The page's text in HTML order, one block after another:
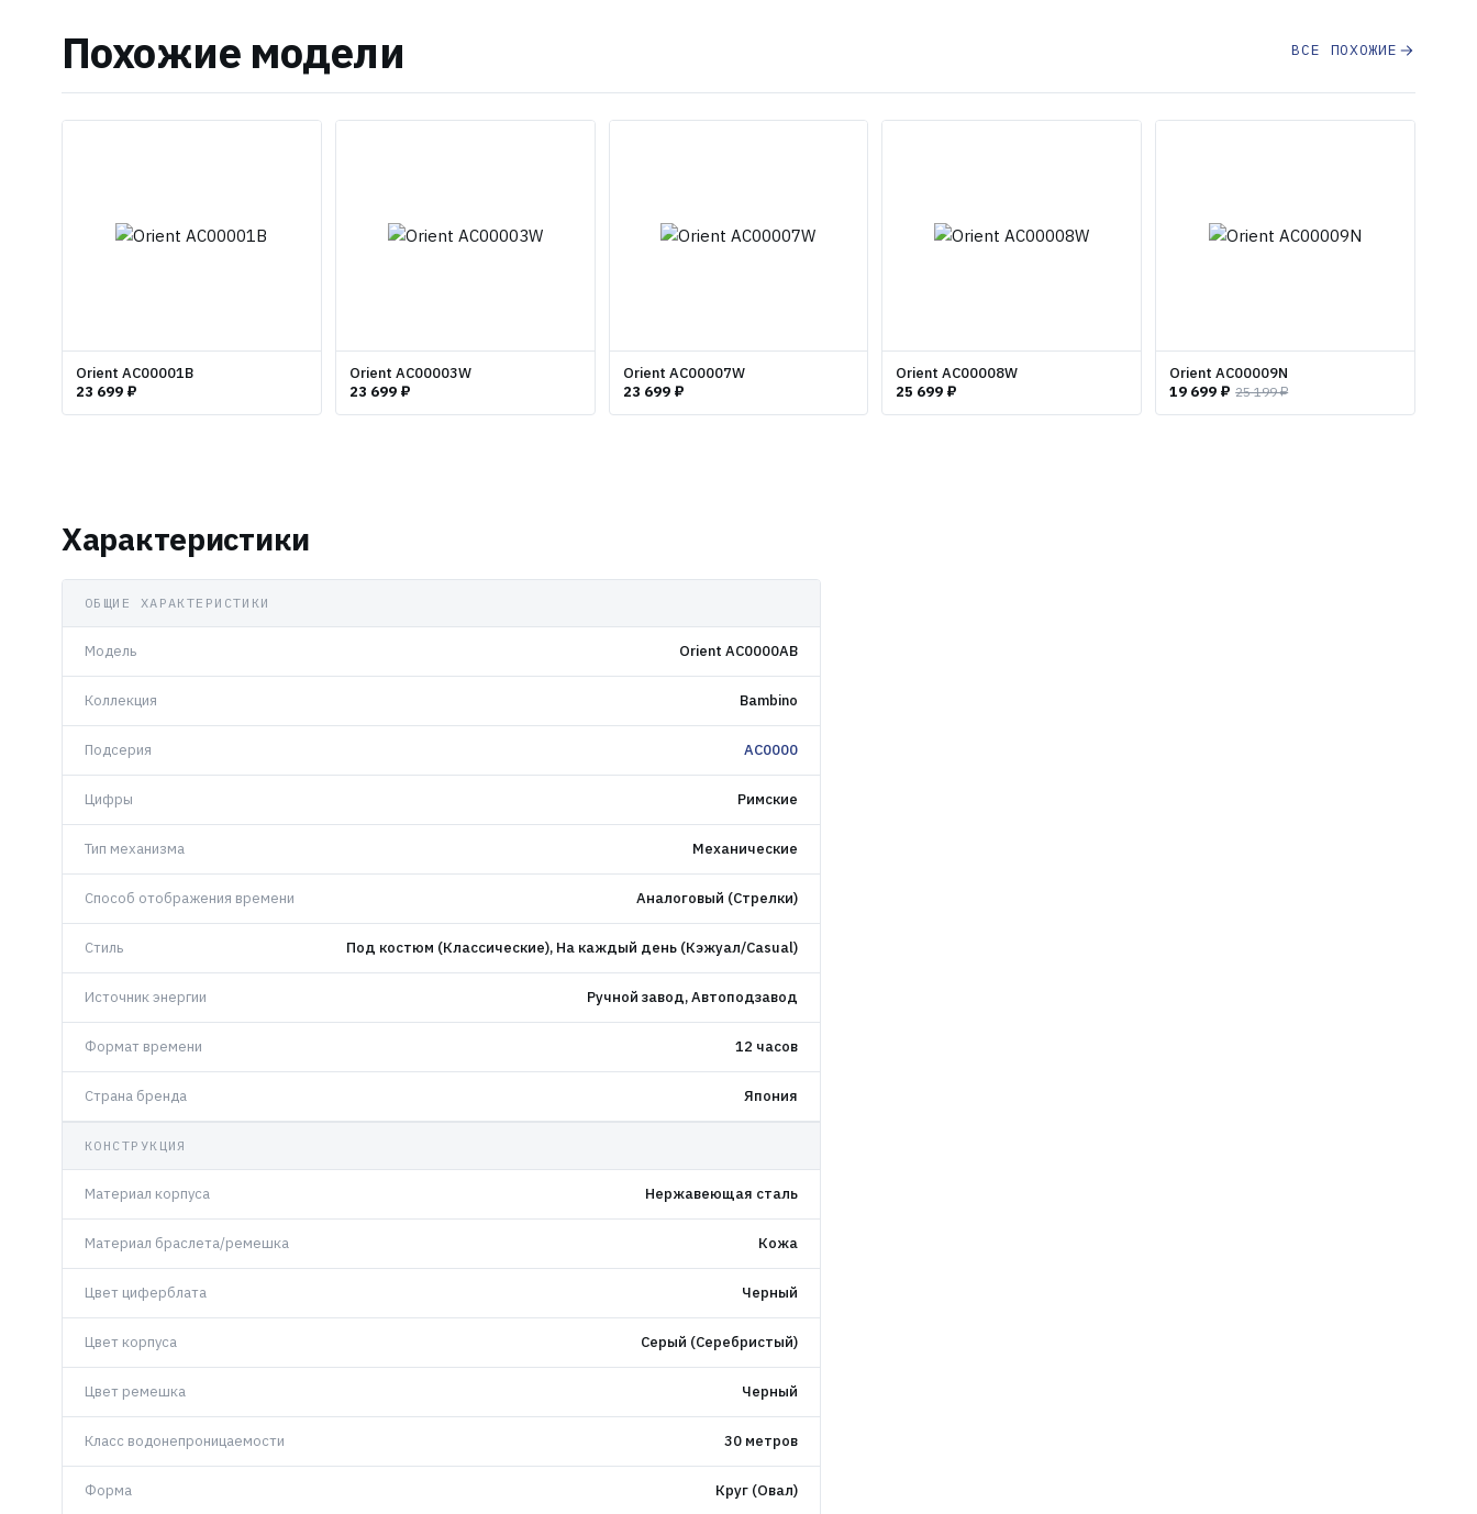
Похожие модели ВСЕ ПОХОЖИЕ
Orient AC00001B
23 699 ₽
Orient AC00003W
23 699 ₽
Orient AC00007W
23 699 ₽
Orient AC00008W
25 699 ₽
Orient AC00009N
19 699 ₽ 25 199 ₽
Характеристики
ОБЩИЕ ХАРАКТЕРИСТИКИ
Модель Orient AC0000AB
Коллекция Bambino
Подсерия AC0000
Цифры Римские
Тип механизма Механические
Способ отображения времени Аналоговый (Стрелки)
Стиль Под костюм (Классические), На каждый день (Кэжуал/Casual)
Источник энергии Ручной завод, Автоподзавод
Формат времени 12 часов
Страна бренда Япония
КОНСТРУКЦИЯ
Материал корпуса Нержавеющая сталь
Материал браслета/ремешка Кожа
Цвет циферблата Черный
Цвет корпуса Серый (Серебристый)
Цвет ремешка Черный
Класс водонепроницаемости 30 метров
Форма Круг (Овал)